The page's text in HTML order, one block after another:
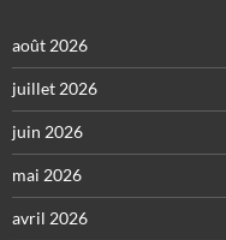
août 2026
juillet 2026
juin 2026
mai 2026
avril 2026